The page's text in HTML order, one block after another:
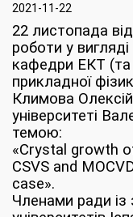
2021-11-22
22 листопада
роботи у вигляді
кафедри ЕКТ
прикладної
Климова
університеті
темою:
«Crystal growth
CSVS and
case».
Членами ради із